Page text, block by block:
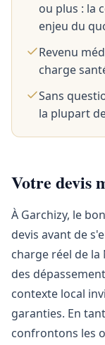
ou plus : la
enjeu du
Revenu
charge
Sans
la plupart
Votre devis
À Garchizy, le
devis avant de
charge réel de la
des
contexte local
garanties. En
confrontons les